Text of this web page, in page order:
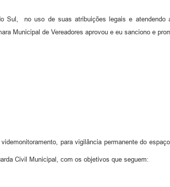
Sul, no uso de suas atribuições legais e atendendo
Municipal de Vereadores aprovou e eu sanciono e
para vigilância permanente do
Civil Municipal, com os objetivos que seguem: